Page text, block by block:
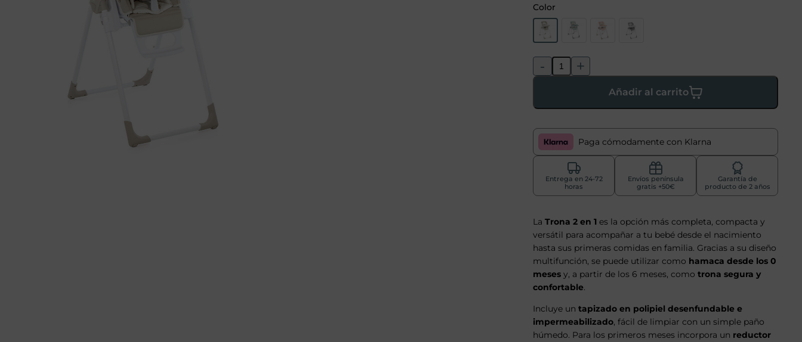
Color
- +
Añadir al carrito
Paga cómodamente con Klarna
Entrega en 24-72
horas
Envíos península
gratis +50€
Garantía de
producto de 2 años
LaTrona 2 en 1 es la opción más completa, compacta y
versátil para acompañar a tu bebé desde el nacimiento
hasta sus primeras comidas en familia. Gracias a su diseño
multifunción, se puede utilizar como hamaca desde los 0
meses y, a partir de los 6 meses, comotrona segura y
confortable.
Incluye untapizado en polipiel desenfundable e
impermeabilizado, fácil de limpiar con un simple paño
húmedo. Para los primeros meses incorpora un reductor